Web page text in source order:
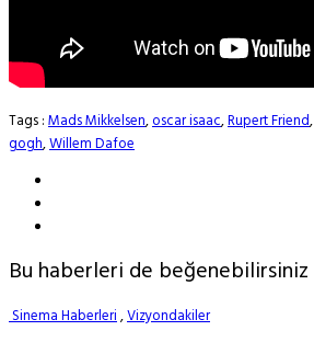
Tags :Mads Mikkelsen,oscar isaac,Rupert Friend,
gogh,Willem Dafoe
Bu haberleri de beğenebilirsiniz
Sinema Haberleri,Vizyondakiler